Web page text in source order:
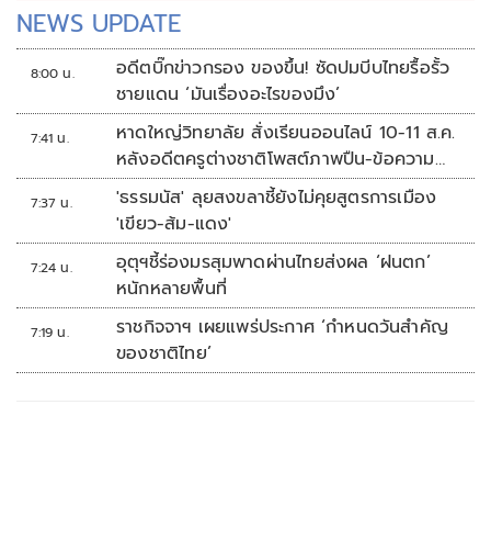
NEWS UPDATE
8:00 น.
อดีตบิ๊กข่าวกรอง ของขึ้น! ซัดปมบีบไทยรื้อรั้ว
ชายแดน ‘มันเรื่องอะไรของมึง’
7:41 น.
หาดใหญ่วิทยาลัย สั่งเรียนออนไลน์ 10-11 ส.ค.
หลังอดีตครูต่างชาติโพสต์ภาพปืน-ข้อความ
ข่มขู่
7:37 น.
'ธรรมนัส' ลุยสงขลาชี้ยังไม่คุยสูตรการเมือง
'เขียว-ส้ม-แดง'
7:24 น.
อุตุฯชี้ร่องมรสุมพาดผ่านไทยส่งผล ‘ฝนตก’
หนักหลายพื้นที่
7:19 น.
ราชกิจจาฯ เผยแพร่ประกาศ ‘กำหนดวันสำคัญ
ของชาติไทย’